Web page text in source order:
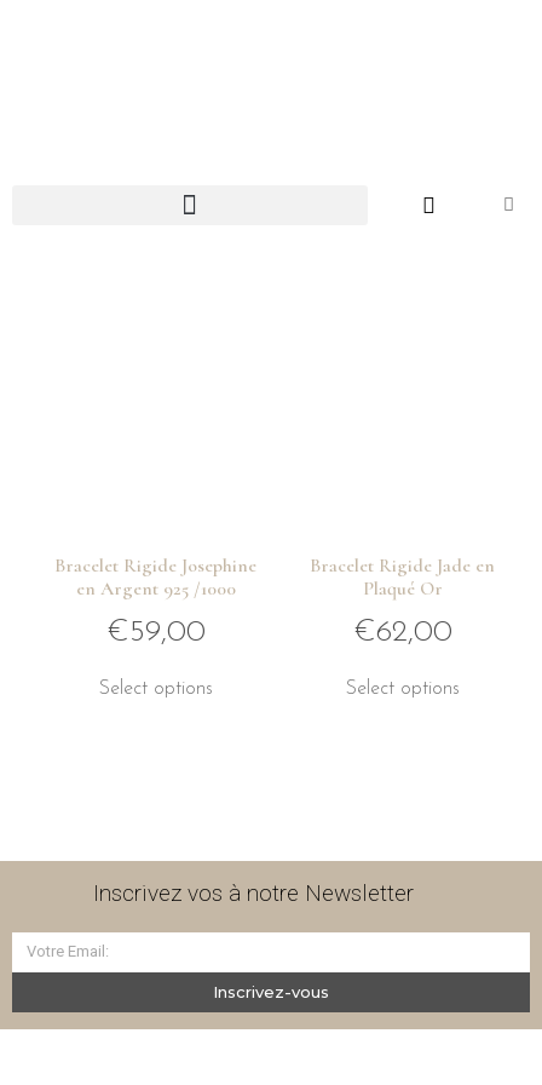
Bracelet Rigide Josephine
en Argent 925 /1000
€59,00
Select options
Bracelet Rigide Jade en
Plaqué Or
€62,00
Select options
Inscrivez vos à notre Newsletter
Inscrivez-vous